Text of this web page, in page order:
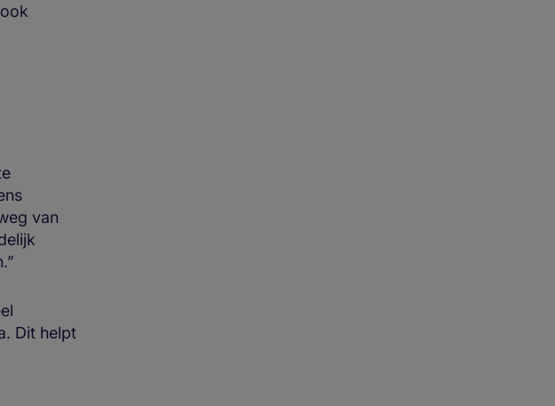
van
Dit helpt